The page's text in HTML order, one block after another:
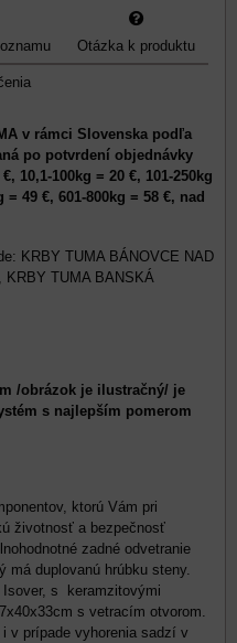
Otázka k produktu
v rámci Slovenska podľa
po potvrdení objednávky
10,1-100kg = 20 €, 101-250kg
= 49 €, 601-800kg = 58 €, nad
KRBY TUMA BÁNOVCE NAD
KRBY TUMA BANSKÁ
/obrázok je ilustračný/ je
s najlepším pomerom
ktorú Vám pri
životnosť a bezpečnosť
zadné odvetranie
duplovanú hrúbku steny.
Isover, s keramzitovými
s vetracím otvorom.
v prípade vyhorenia sadzí v